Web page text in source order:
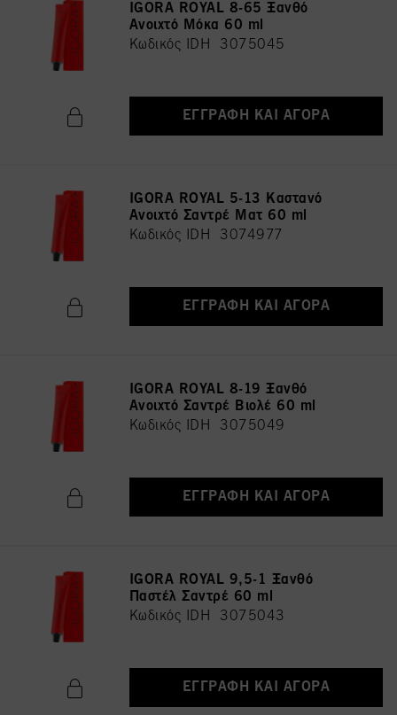
IGORA ROYAL 8-65 Ξανθό
Ανοιχτό Μόκα 60 ml
Κωδικός IDH 3075045
ΕΓΓΡΑΦΉ ΚΑΙ ΑΓΟΡΆ
IGORA ROYAL 5-13 Καστανό
Ανοιχτό Σαντρέ Ματ 60 ml
Κωδικός IDH 3074977
ΕΓΓΡΑΦΉ ΚΑΙ ΑΓΟΡΆ
IGORA ROYAL 8-19 Ξανθό
Ανοιχτό Σαντρέ Βιολέ 60 ml
Κωδικός IDH 3075049
ΕΓΓΡΑΦΉ ΚΑΙ ΑΓΟΡΆ
IGORA ROYAL 9,5-1 Ξανθό
Παστέλ Σαντρέ 60 ml
Κωδικός IDH 3075043
ΕΓΓΡΑΦΉ ΚΑΙ ΑΓΟΡΆ